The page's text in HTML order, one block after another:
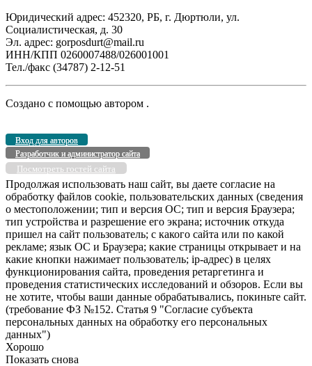
Юридический адрес: 452320, РБ, г. Дюртюли, ул.
Социалистическая, д. 30
Эл. адрес: gorposdurt@mail.ru
ИНН/КПП 0260007488/026001001
Тел./факс (34787) 2-12-51
Создано с помощью автором .
Вход для авторов
Разработчик и администратор сайта
Посмотреть гостей сайта
Продолжая использовать наш сайт, вы даете согласие на
обработку файлов cookie, пользовательских данных (сведения
о местоположении; тип и версия ОС; тип и версия Браузера;
тип устройства и разрешение его экрана; источник откуда
пришел на сайт пользователь; с какого сайта или по какой
рекламе; язык ОС и Браузера; какие страницы открывает и на
какие кнопки нажимает пользователь; ip-адрес) в целях
функционирования сайта, проведения ретаргетинга и
проведения статистических исследований и обзоров. Если вы
не хотите, чтобы ваши данные обрабатывались, покиньте сайт.
(требование ФЗ №152. Статья 9 "Согласие субъекта
персональных данных на обработку его персональных
данных")
Хорошо
Показать снова